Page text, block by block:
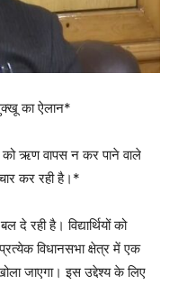
का ऐलान*
ऋण वापस न कर पाने वाले
कर रही है।*
दे रही है। विद्यार्थियों को
विधानसभा क्षेत्र में एक
जाएगा। इस उद्देश्य के लिए